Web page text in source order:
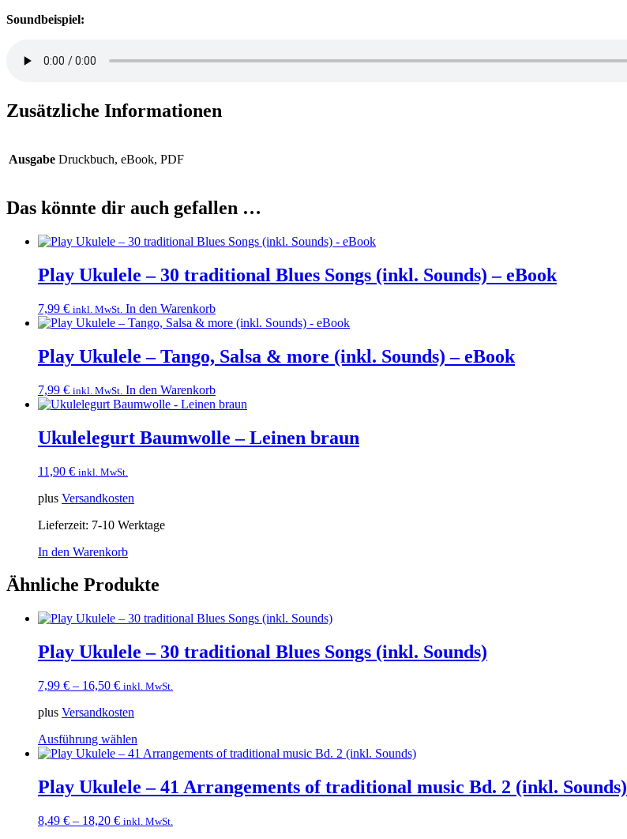
Soundbeispiel:
Zusätzliche Informationen
Ausgabe Druckbuch, eBook, PDF
Das könnte dir auch gefallen …
Play Ukulele – 30 traditional Blues Songs (inkl. Sounds) – eBook
7,99 € inkl. MwSt. In den Warenkorb
Play Ukulele – Tango, Salsa & more (inkl. Sounds) – eBook
7,99 € inkl. MwSt. In den Warenkorb
Ukulelegurt Baumwolle – Leinen braun
11,90 € inkl. MwSt.
plus Versandkosten
Lieferzeit: 7-10 Werktage
In den Warenkorb
Ähnliche Produkte
Play Ukulele – 30 traditional Blues Songs (inkl. Sounds)
7,99 € – 16,50 € inkl. MwSt.
plus Versandkosten
Ausführung wählen
Produkt
mehrere
Varianten
Die
Play Ukulele – 41 Arrangements of traditional music Bd. 2 (inkl. Sounds)
8,49 € – 18,20 € inkl. MwSt.